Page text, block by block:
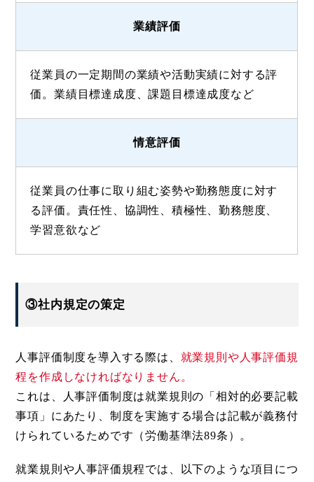
業績評価
従業員の一定期間の業績や活動実績に対する評
価。業績目標達成度、課題目標達成度など
情意評価
従業員の仕事に取り組む姿勢や勤務態度に対す
る評価。責任性、協調性、積極性、勤務態度、
学習意欲など
③社内規定の策定
人事評価制度を導入する際は、 就業規則や人事評価規
程を作成しなければなりません。
これは、人事評価制度は就業規則の「相対的必要記載
事項」にあたり、制度を実施する場合は記載が義務付
けられているためです（労働基準法89条）。
就業規則や人事評価規程では、以下のような項目につ